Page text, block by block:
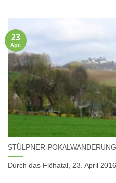
STÜLPNER-
Durch das Flöhatal, 23. April 2016
23
Apr.